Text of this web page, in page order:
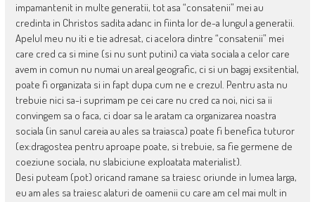
impamantenit in multe generatii, tot asa “consatenii” mei au
credinta in Christos sadita adanc in fiinta lor de-a lungul a generatii.
Apelul meu nu iti e tie adresat, ci acelora dintre “consatenii” mei
care cred ca si mine (si nu sunt putini) ca viata sociala a celor care
avem in comun nu numai un areal geografic, ci si un bagaj exsitential,
poate fi organizata si in fapt dupa cum ne e crezul. Pentru asta nu
trebuie nici sa-i suprimam pe cei care nu cred ca noi, nici sa ii
convingem sa o faca, ci doar sa le aratam ca organizarea noastra
sociala (in sanul careia au ales sa traiasca) poate fi benefica tuturor
(ex:dragostea pentru aproape poate, si trebuie, sa fie germene de
coeziune sociala, nu slabiciune exploatata materialist).
Desi puteam (pot) oricand ramane sa traiesc oriunde in lumea larga,
eu am ales sa traiesc alaturi de oamenii cu care am cel mai mult in